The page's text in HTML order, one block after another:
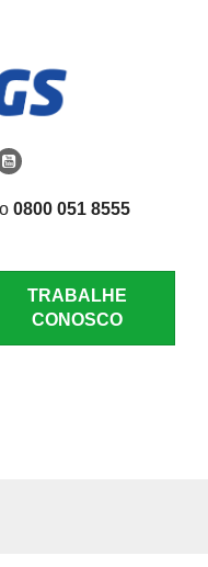
0800 051 8555
TRABALHE
CONOSCO